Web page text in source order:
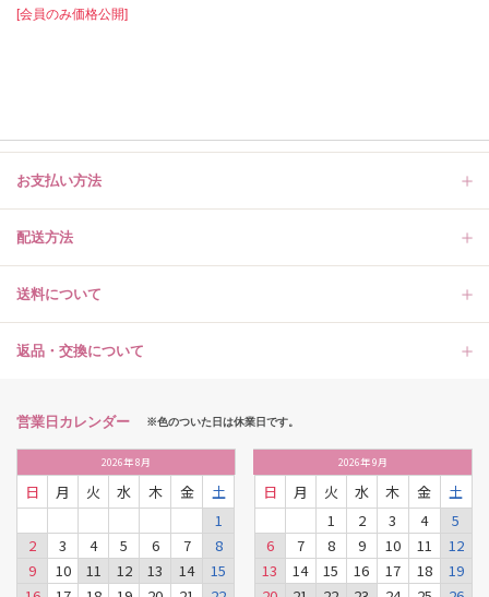
[会員のみ価格公開]
お支払い方法
配送方法
送料について
返品・交換について
営業日カレンダー ※色のついた日は休業日です。
2026年8月
日 月 火 水 木 金
土
1
2
3 4 5 6 7
8
9
10 11 12 13 14
15
2026年9月
日 月 火 水 木 金
土
1
2 3 4
5
6
7 8 9 10 11
12
13
14 15 16 17 18
19